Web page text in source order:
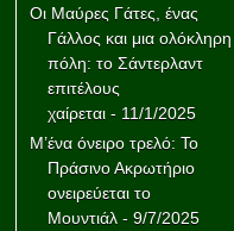
Οι Μαύρες Γάτες, ένας
Γάλλος και μια ολόκληρη
πόλη: το Σάντερλαντ
επιτέλους
χαίρεται- 11/1/2025
Μ’ένα όνειρο τρελό: Το
Πράσινο Ακρωτήριο
ονειρεύεται το
Μουντιάλ- 9/7/2025